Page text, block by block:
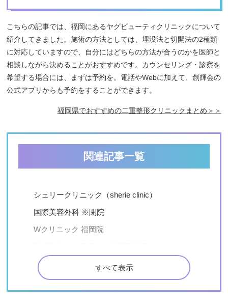
こちらの記事では、福岡にあるヤグビューティクリニックについて
紹介してきました。施術の方法としては、埋没法と切開法の2種類
に対応していますので、自分にはどちらの方法が合うのかを医師と
相談しながら決めることがおすすめです。カウンセリング・診察を
希望する場合には、まずは予約を。電話やWebに加えて、創輝会の
公式アプリからも予約をすることができます。
福岡県でおすすめの二重整形クリニックまとめ＞＞
関連記事一覧
シェリークリニック（sherie clinic）
国際美容外科 ※閉院
Wクリニック 福岡院
松林景一美容クリニック天神
久留米総合美容外科
すべて表示